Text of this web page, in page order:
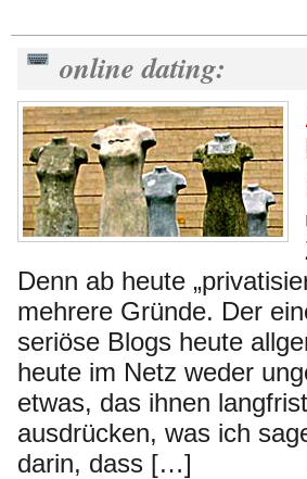
online dating:
Denn ab heute
mehrere Gründe. Der
seriöse Blogs heute
heute im Netz weder
etwas, das ihnen
ausdrücken, was ich
darin, dass […]